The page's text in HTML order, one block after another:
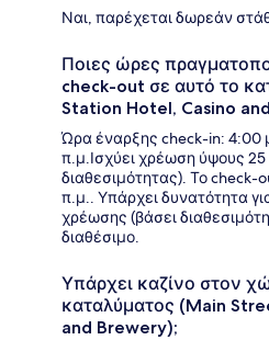
Ναι, παρέχεται δωρεάν
Ποιες ώρες
check-out σε αυτό το
Station Hotel, Casino
Ώρα έναρξης check-in: 4:00
π.μ.Ισχύει χρέωση ύψους 25
διαθεσιμότητας). Το check-
π.μ.. Υπάρχει δυνατότητα
χρέωσης (βάσει
διαθέσιμο.
Υπάρχει καζίνο στον
καταλύματος (Main
and Brewery);